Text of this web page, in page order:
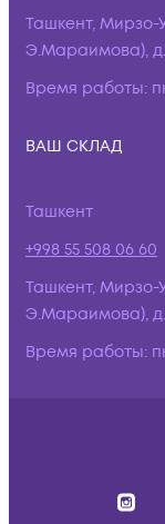
Ташкент, Мирзо-
Э.Мараимова),
Время работы:
ВАШ СКЛАД
Ташкент
+998 55 508 06 60
Ташкент, Мирзо-
Э.Мараимова),
Время работы: